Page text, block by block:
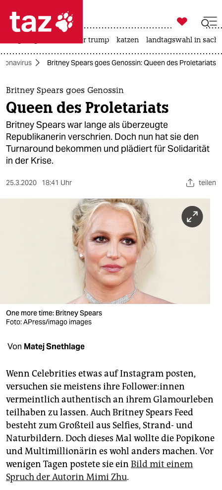
 taz zahl ich
taz zahl ich
themen
politik
öko
gesellschaft
kultur
sport
verlag
shop
fragen & hilfe
unterstützen
abo
genossenschaft
epaper login

taz zahl ich
usa unter trump katzen landtagswahl in
Britney Spears goes Genossin: Queen des Proletariats
Britney Spears goes Genossin
Queen des Proletariats
Britney Spears war lange als überzeugte
Republikanerin verschrien. Doch nun hat sie den
Turnaround bekommen und plädiert für Solidarität
in der Krise.
25.3.2020 18:41 Uhr teilen
One more time: Britney Spears
Foto: APress/imago images
Von Matej Snethlage
Wenn Celebrities etwas auf Instagram posten,
versuchen sie meistens ihre Follower:innen
vermeintlich authentisch an ihrem Glamourleben
teilhaben zu lassen. Auch Britney Spears Feed
besteht zum Großteil aus Selfies, Strand- und
Naturbildern. Doch dieses Mal wollte die Popikone
und Multimillionärin es wohl anders machen. Vor
wenigen Tagen postete sie ein Bild mit einem
Spruch der Autorin Mimi Zhu.